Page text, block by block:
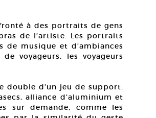
à des portraits de gens
de l’artiste. Les portraits
musique et d’ambiances
voyageurs, les voyageurs
double d’un jeu de support.
alliance d’aluminium et
sur demande, comme les